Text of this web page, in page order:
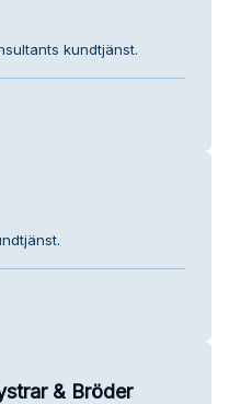
kundtjänst.
& Bröder